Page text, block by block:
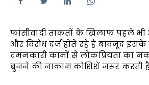
फांसीवादी ताकतों के खिलाफ पहले भी
और विरोध दर्ज होते रहे है बावजूद
दमनकारी कामों से लोकप्रियता का
बुनने की नाकाम कोशिशें जरूर करती